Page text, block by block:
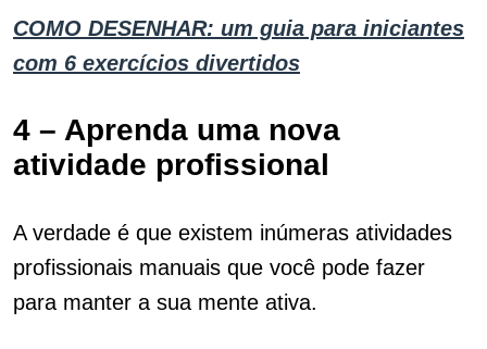
COMO DESENHAR: um guia para iniciantes
com 6 exercícios divertidos
4 – Aprenda uma nova
atividade profissional
A verdade é que existem inúmeras atividades
profissionais manuais que você pode fazer
para manter a sua mente ativa.